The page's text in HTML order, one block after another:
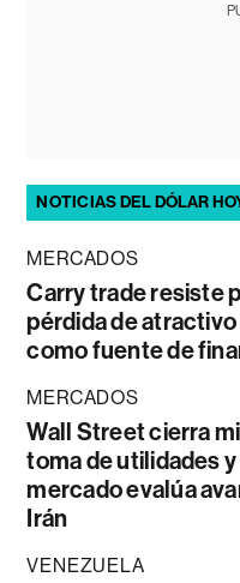
NOTICIAS DEL DÓLAR
MERCADOS
Carry trade resiste
pérdida de
como fuente de
MERCADOS
Wall Street cierra
toma de utilidades
mercado evalúa
Irán
VENEZUELA